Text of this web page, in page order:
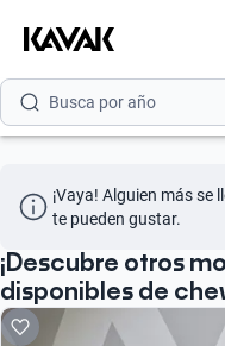
Busca por marca
Busca por versión
Busca por año
¡Vaya! Alguien más se
te pueden gustar.
¡Descubre otros
disponibles de